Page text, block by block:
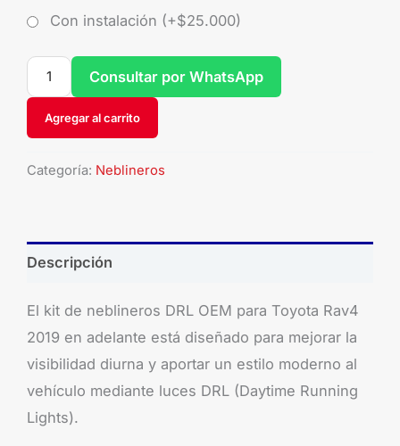
Con instalación (+$25.000)
Agregar al carrito
Consultar por WhatsApp
Categoría: Neblineros
Descripción
El kit de neblineros DRL OEM para Toyota Rav4
2019 en adelante está diseñado para mejorar la
visibilidad diurna y aportar un estilo moderno al
vehículo mediante luces DRL (Daytime Running
Lights).